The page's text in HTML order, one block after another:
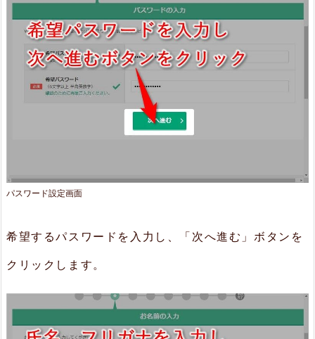
パスワード設定画面
希望するパスワードを入力し、「次へ進む」ボタンを
クリックします。